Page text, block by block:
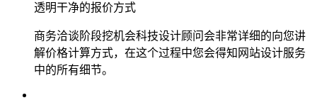
透明干净的报价方式
商务洽谈阶段挖机会科技设计顾问会非常详细的向您讲
解价格计算方式，在这个过程中您会得知网站设计服务
中的所有细节。